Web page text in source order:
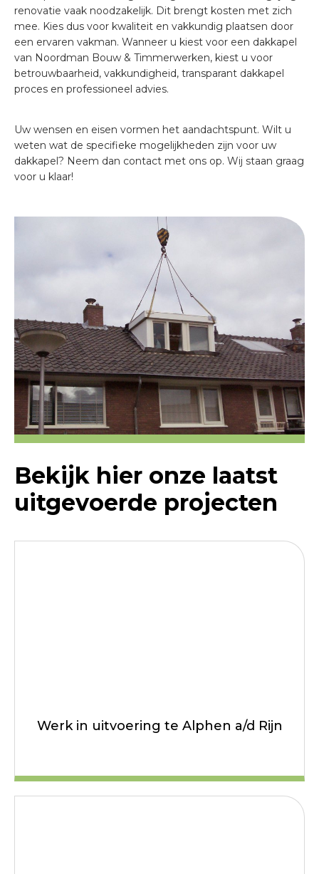
renovatie vaak noodzakelijk. Dit brengt kosten met zich
mee. Kies dus voor kwaliteit en vakkundig plaatsen door
een ervaren vakman. Wanneer u kiest voor een dakkapel
van Noordman Bouw & Timmerwerken, kiest u voor
betrouwbaarheid, vakkundigheid, transparant dakkapel
proces en professioneel advies.
Uw wensen en eisen vormen het aandachtspunt. Wilt u
weten wat de specifieke mogelijkheden zijn voor uw
dakkapel? Neem dan contact met ons op. Wij staan graag
voor u klaar!
Bekijk hier onze laatst
uitgevoerde projecten
Werk in uitvoering te Alphen a/d Rijn